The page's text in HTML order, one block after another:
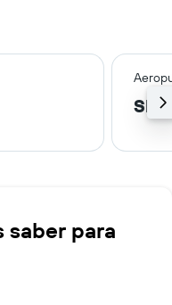
saber para